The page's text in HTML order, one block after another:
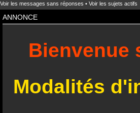
Voir les messages sans réponses • Voir les sujets actifs
ANNONCE
Bienvenue
Modalités